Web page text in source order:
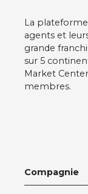
La
agents et
grande
sur 5
Market
membres.
Compagnie